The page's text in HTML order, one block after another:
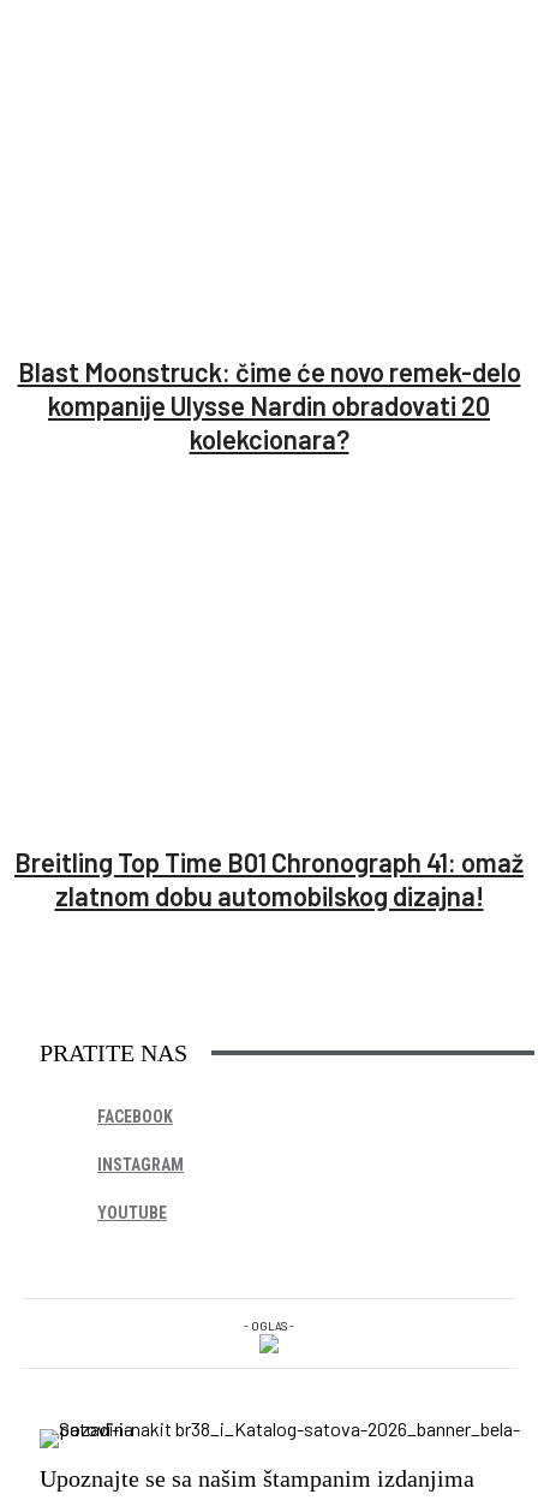
Blast Moonstruck: čime će novo remek-delo
kompanije Ulysse Nardin obradovati 20
kolekcionara?
Breitling Top Time B01 Chronograph 41: omaž
zlatnom dobu automobilskog dizajna!
PRATITE NAS
FACEBOOK
INSTAGRAM
YOUTUBE
- OGLAS -
Upoznajte se sa našim štampanim izdanjima